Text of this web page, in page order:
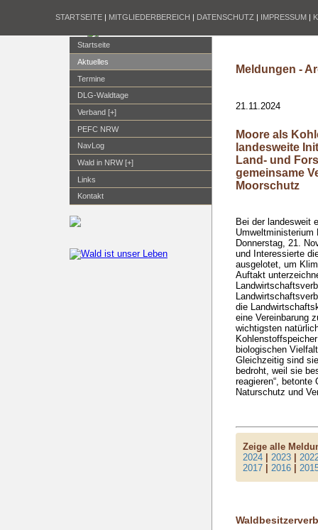
STARTSEITE | MITGLIEDERBEREICH | DATENSCHUTZ | IMPRESSUM |
Startseite
Aktuelles
Termine
DLG-Waldtage
Verband [+]
PEFC NRW
NavLog
Wald in NRW [+]
Links
Kontakt
Meldungen -
21.11.2024
Moore als
landesweite
Land- und
gemeinsame
Moorschutz
Bei der landesweit
Umweltministerium
Donnerstag, 21.
und Interessierte
ausgelotet, um
Auftakt
die
eine Vereinbarung
wichtigsten
biologischen
Gleichzeitig sind
bedroht, weil sie
reagieren“,
Naturschutz und
Zeige alle
2024 |2023 |
2017 |2016 |